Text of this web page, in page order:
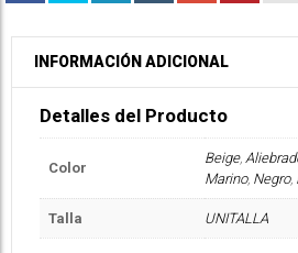
INFORMACIÓN ADICIONAL
Detalles del Producto
Color
Beige,
Marino, Negro,
Talla UNITALLA